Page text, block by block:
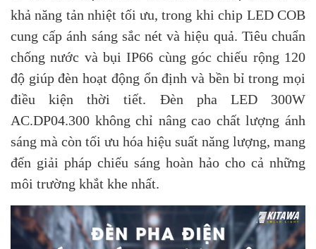
khả năng tản nhiệt tối ưu, trong khi chip LED COB
cung cấp ánh sáng sắc nét và hiệu quả. Tiêu chuẩn
chống nước và bụi IP66 cùng góc chiếu rộng 120
độ giúp đèn hoạt động ổn định và bền bỉ trong mọi
điều kiện thời tiết. Đèn pha LED 300W
AC.DP04.300 không chỉ nâng cao chất lượng ánh
sáng mà còn tối ưu hóa hiệu suất năng lượng, mang
đến giải pháp chiếu sáng hoàn hảo cho cả những
môi trường khắt khe nhất.